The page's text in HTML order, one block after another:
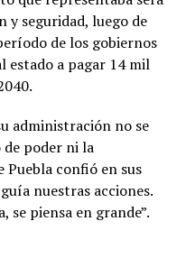
y seguridad, luego de
de los gobiernos
estado a pagar 14 mil
administración no se
poder ni la
Puebla confió en sus
nuestras acciones.
se piensa en grande”.